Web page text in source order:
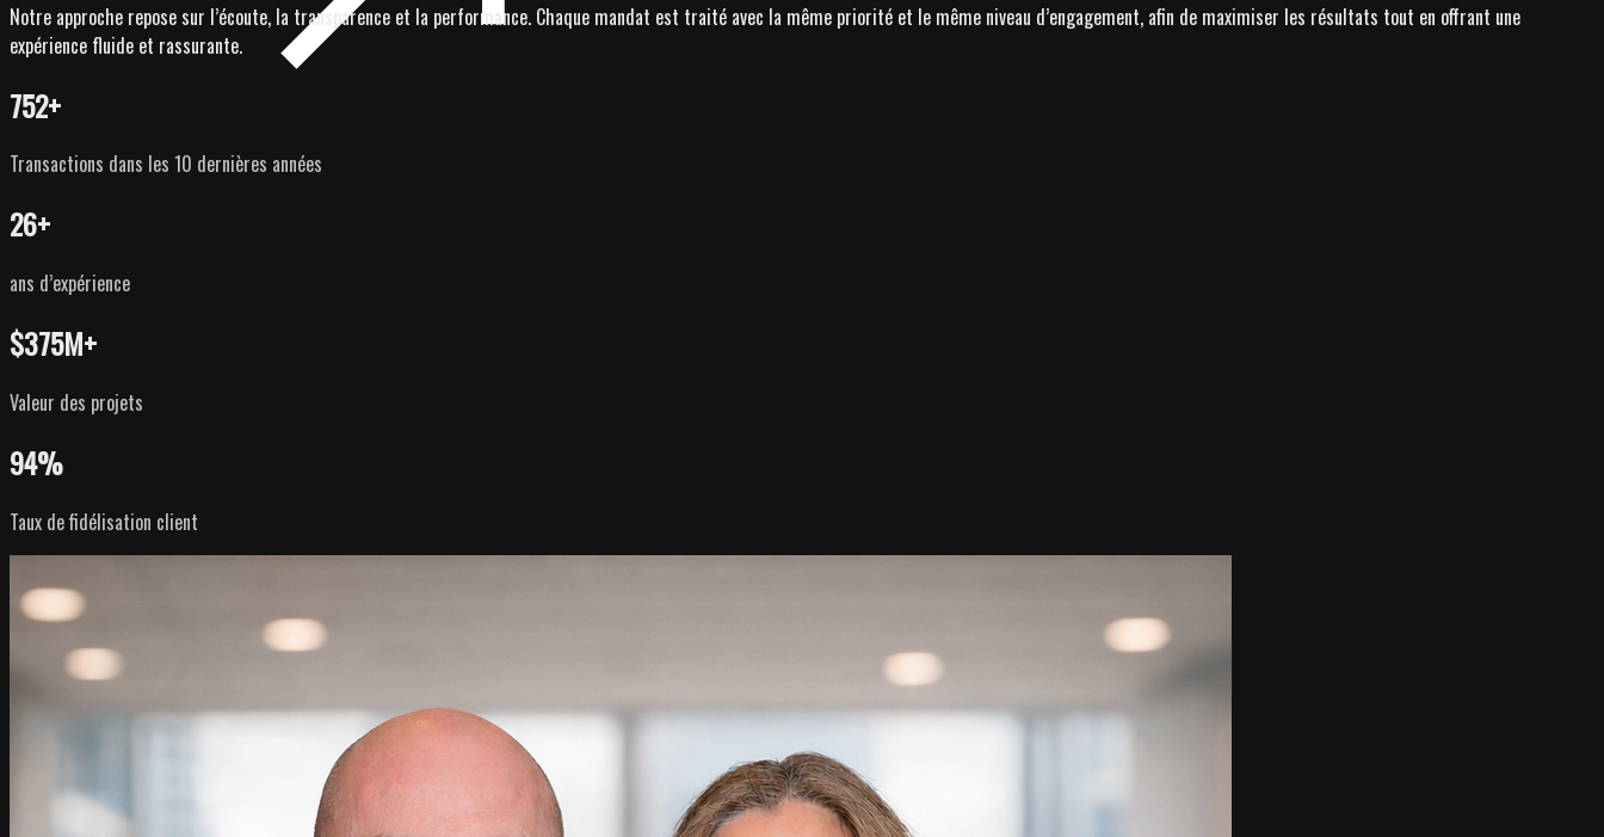
Notre approche repose sur l’écoute, la transparence et la performance. Chaque mandat est traité avec la même priorité et le même niveau d’engagement, afin de maximiser les résultats tout en offrant une
expérience fluide et rassurante.
752+
Transactions dans les 10 dernières années
26+
ans d’expérience
$375M+
Valeur des projets
94%
Taux de fidélisation client